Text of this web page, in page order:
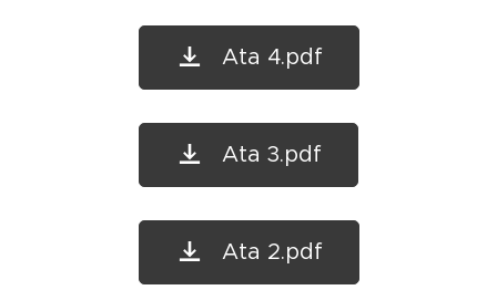
Ata 4.pdf
Ata 3.pdf
Ata 2.pdf